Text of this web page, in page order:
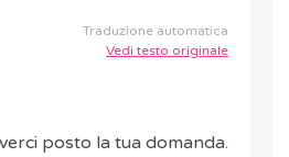
Traduzione automatica
Vedi testo originale
posto la tua domanda.